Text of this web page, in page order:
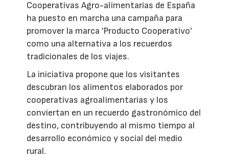
Cooperativas Agro-alimentarias de España
ha puesto en marcha una campaña para
promover la marca 'Producto Cooperativo'
como una alternativa a los recuerdos
tradicionales de los viajes.
La iniciativa propone que los visitantes
descubran los alimentos elaborados por
cooperativas agroalimentarias y los
conviertan en un recuerdo gastronómico del
destino, contribuyendo al mismo tiempo al
desarrollo económico y social del medio
rural.